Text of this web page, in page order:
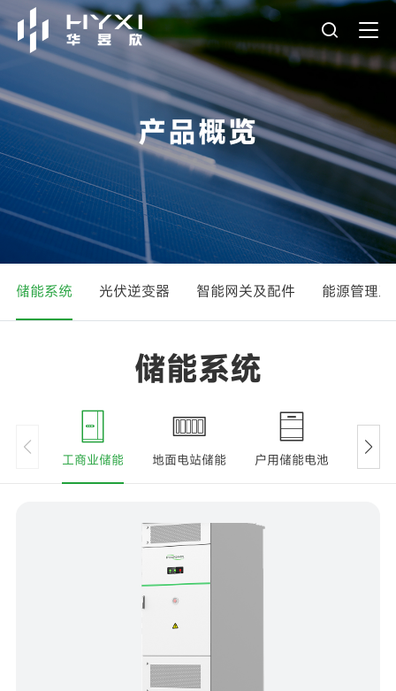
产品概览
储能系统 光伏逆变器 智能网关及配件 能源管理系
储能系统
工商业储能 地面电站储能 户用储能电池 户储